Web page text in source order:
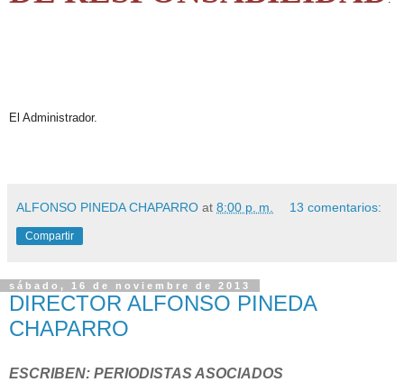
El Administrador.
ALFONSO PINEDA CHAPARRO at 8:00 p. m. 13 comentarios:
Compartir
sábado, 16 de noviembre de 2013
DIRECTOR ALFONSO PINEDA
CHAPARRO
ESCRIBEN: PERIODISTAS ASOCIADOS